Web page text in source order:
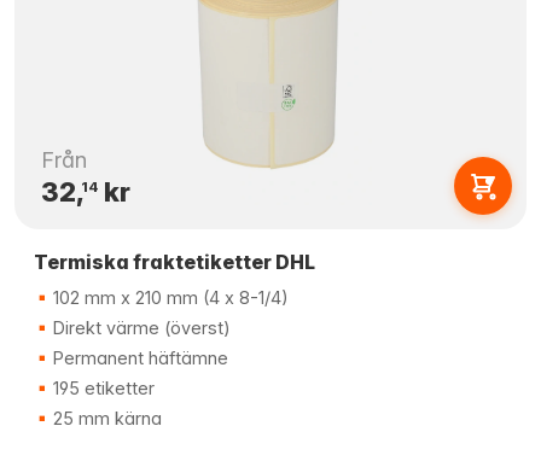
Från
32,14kr
Termiska fraktetiketter DHL
102 mm x 210 mm (4 x 8-1/4)
Direkt värme (överst)
Permanent häftämne
195 etiketter
25 mm kärna